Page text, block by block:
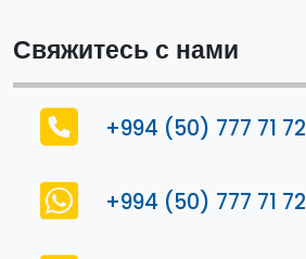
Свяжитесь с нами
+994 (50) 777 71 72
+994 (50) 777 71 72